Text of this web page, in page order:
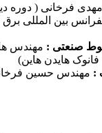
فرخانی ( دوره
بین المللی
صنعتی : مهندس
هایدن هاین)
: مهندس حسین